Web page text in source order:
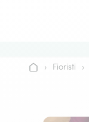
Home› Fioristi ›